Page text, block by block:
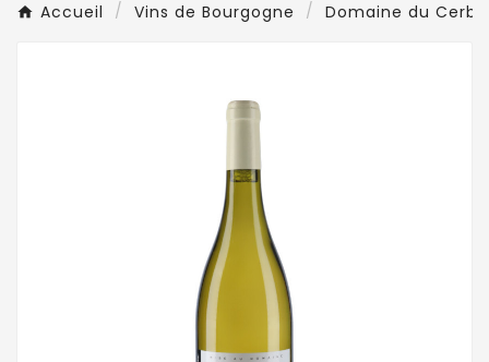
Accueil Vins de Bourgogne Domaine du